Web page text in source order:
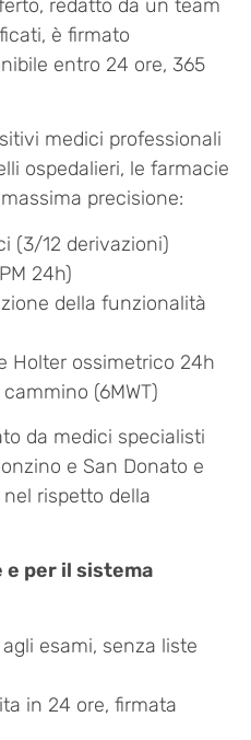
redatto da un team
è firmato
entro 24 ore, 365
medici professionali
ospedalieri, le farmacie
precisione:
(3/12 derivazioni)
24h)
della funzionalità
Holter ossimetrico 24h
(6MWT)
da medici specialisti
e San Donato e
rispetto della
e per il sistema
esami, senza liste
in 24 ore, firmata